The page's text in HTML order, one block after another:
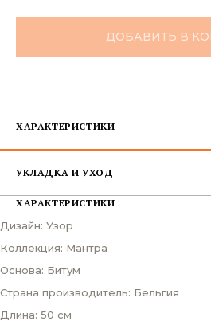
ДОБАВИТЬ В
ХАРАКТЕРИСТИКИ
УКЛАДКА И УХОД
ХАРАКТЕРИСТИКИ
Дизайн: Узор
Коллекция: Мантра
Основа: Битум
Страна производитель: Бельгия
Длина: 50 см